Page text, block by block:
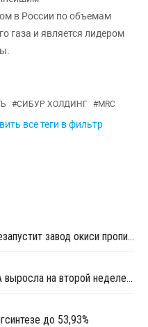
в России по объемам
газа и является лидером
#СИБУР ХОЛДИНГ #MRC
все теги в фильтр
Sinopec Changling 7 декабря перезапустит завод окиси пропилена в провинции Хунань после планового ремонта
Маржа производства МЭГ в США выросла на второй неделе мая
до 53,93%